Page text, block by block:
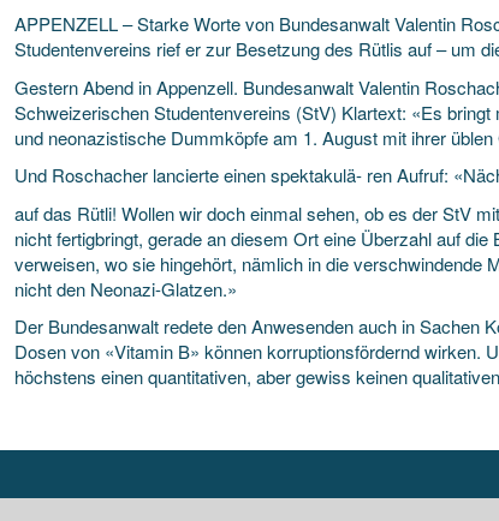
APPENZELL – Starke Worte von Bundesanwalt Valentin
Studentenvereins rief er zur Besetzung des Rütlis auf – um
Gestern Abend in Appenzell. Bundesanwalt Valentin
Schweizerischen Studentenvereins (StV) Klartext: «Es
und neonazistische Dummköpfe am 1. August mit ihrer
Und Roschacher lancierte einen spektakulä- ren Aufruf:
auf das Rütli! Wollen wir doch einmal sehen, ob es der StV
nicht fertigbringt, gerade an diesem Ort eine Überzahl auf
verweisen, wo sie hingehört, nämlich in die verschwindende
nicht den Neonazi-Glatzen.»
Der Bundesanwalt redete den Anwesenden auch in Sachen
Dosen von «Vitamin B» können korruptionsfördernd wirken.
höchstens einen quantitativen, aber gewiss keinen